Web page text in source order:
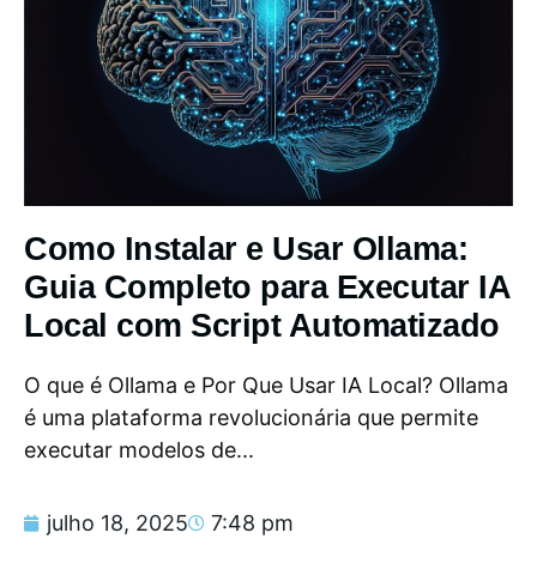
Como Instalar e Usar Ollama:
Guia Completo para Executar IA
Local com Script Automatizado
O que é Ollama e Por Que Usar IA Local? Ollama
é uma plataforma revolucionária que permite
executar modelos de...
julho 18, 2025 7:48 pm